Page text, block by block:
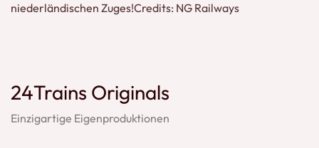
niederländischen Zuges!Credits: NG Railways
24Trains Originals
Einzigartige Eigenproduktionen